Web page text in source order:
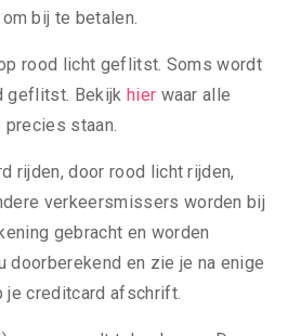
bij te betalen.
rood licht geflitst. Soms wordt
geflitst. Bekijk hier waar alle
staan.
rijden, door rood licht rijden,
verkeersmissers worden bij
gebracht en worden
doorberekend en zie je na enige
je creditcard afschrift.